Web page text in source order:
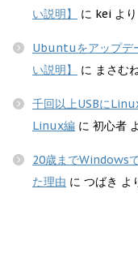
い説明】
に kei より
Ubuntuをアップデ
い説明】
に まさむ
千回以上USBに
Linux編 に 初心者
20歳までWindows
た理由 に つばき よ